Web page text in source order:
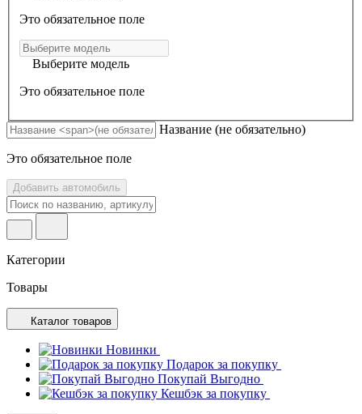
Это обязательное поле
Выберите модель
Это обязательное поле
Название (не обязательно)
Это обязательное поле
Добавить автомобиль
Категории
Товары
Каталог товаров
Новинки
Подарок за покупку
Покупай Выгодно
Кешбэк за покупку